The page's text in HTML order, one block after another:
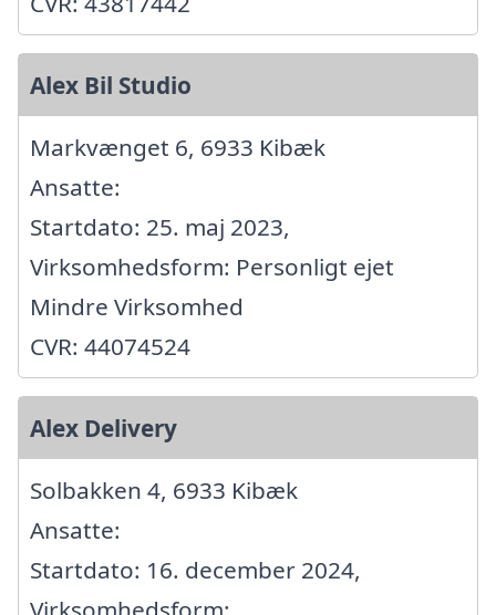
Alex Bil Studio
Markvænget 6, 6933 Kibæk
Ansatte:
Startdato: 25. maj 2023,
Virksomhedsform: Personligt ejet
Mindre Virksomhed
CVR: 44074524
Alex Delivery
Solbakken 4, 6933 Kibæk
Ansatte:
Startdato: 16. december 2024,